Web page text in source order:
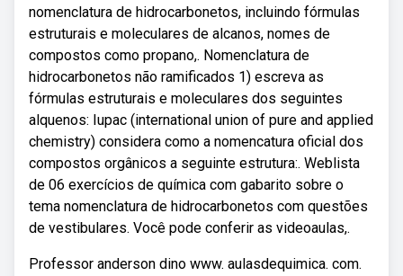
nomenclatura de hidrocarbonetos, incluindo fórmulas
estruturais e moleculares de alcanos, nomes de
compostos como propano,. Nomenclatura de
hidrocarbonetos não ramificados 1) escreva as
fórmulas estruturais e moleculares dos seguintes
alquenos: Iupac (international union of pure and applied
chemistry) considera como a nomencatura oficial dos
compostos orgânicos a seguinte estrutura:. Weblista
de 06 exercícios de química com gabarito sobre o
tema nomenclatura de hidrocarbonetos com questões
de vestibulares. Você pode conferir as videoaulas,.
Professor anderson dino www. aulasdequimica. com.